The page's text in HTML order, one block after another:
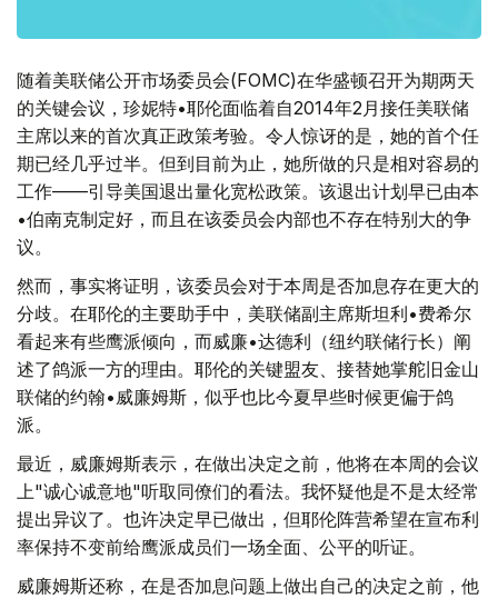
随着美联储公开市场委员会(FOMC)在华盛顿召开为期两天
的关键会议，珍妮特•耶伦面临着自2014年2月接任美联储
主席以来的首次真正政策考验。令人惊讶的是，她的首个任
期已经几乎过半。但到目前为止，她所做的只是相对容易的
工作——引导美国退出量化宽松政策。该退出计划早已由本
•伯南克制定好，而且在该委员会内部也不存在特别大的争
议。
然而，事实将证明，该委员会对于本周是否加息存在更大的
分歧。在耶伦的主要助手中，美联储副主席斯坦利•费希尔
看起来有些鹰派倾向，而威廉•达德利（纽约联储行长）阐
述了鸽派一方的理由。耶伦的关键盟友、接替她掌舵旧金山
联储的约翰•威廉姆斯，似乎也比今夏早些时候更偏于鸽
派。
最近，威廉姆斯表示，在做出决定之前，他将在本周的会议
上"诚心诚意地"听取同僚们的看法。我怀疑他是不是太经常
提出异议了。也许决定早已做出，但耶伦阵营希望在宣布利
率保持不变前给鹰派成员们一场全面、公平的听证。
威廉姆斯还称，在是否加息问题上做出自己的决定之前，他